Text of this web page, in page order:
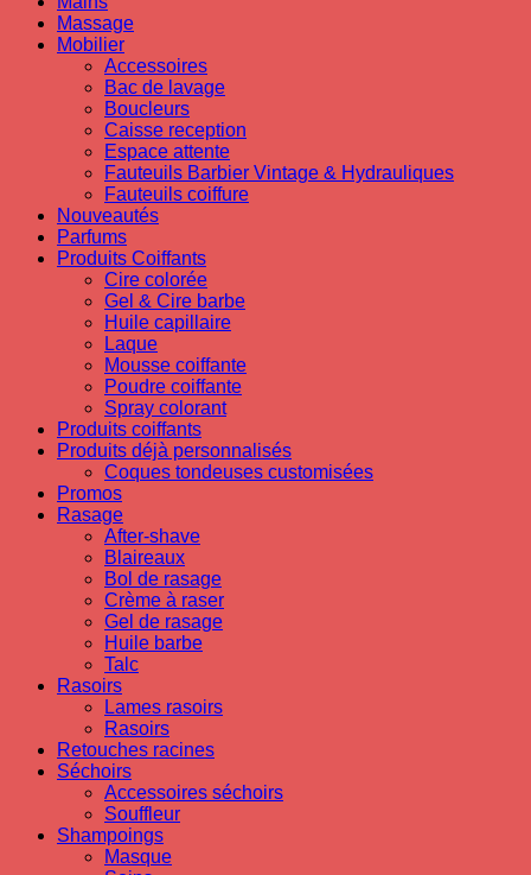
Massage
Mobilier
Accessoires
Bac de lavage
Boucleurs
Caisse reception
Espace attente
Fauteuils Barbier Vintage & Hydrauliques
Fauteuils coiffure
Nouveautés
Parfums
Produits Coiffants
Cire colorée
Gel & Cire barbe
Huile capillaire
Laque
Mousse coiffante
Poudre coiffante
Spray colorant
Produits coiffants
Produits déjà personnalisés
Coques tondeuses customisées
Promos
Rasage
After-shave
Blaireaux
Bol de rasage
Crème à raser
Gel de rasage
Huile barbe
Talc
Rasoirs
Lames rasoirs
Rasoirs
Retouches racines
Séchoirs
Accessoires séchoirs
Souffleur
Shampoings
Masque